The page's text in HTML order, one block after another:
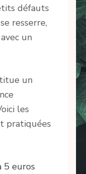
défauts
resserre,
un
un
les
pratiquées
5 euros